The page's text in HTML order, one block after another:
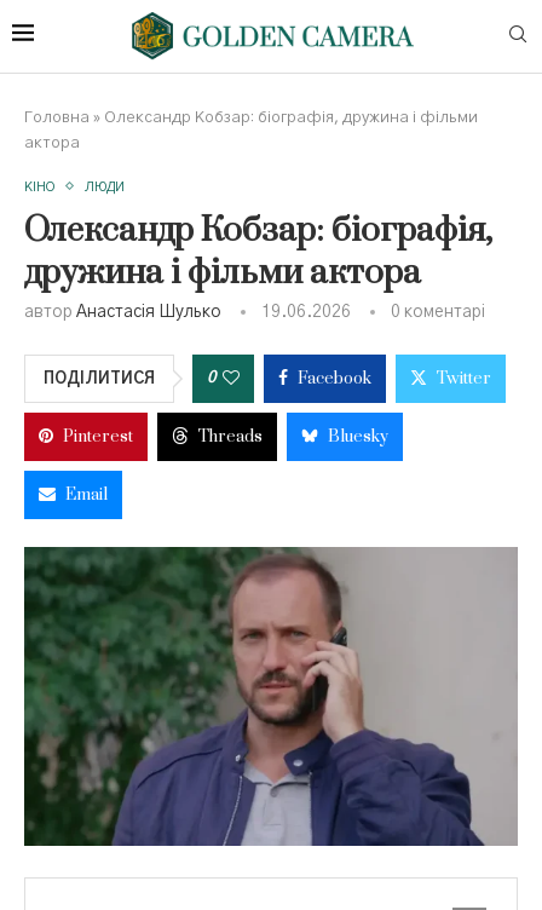
Головна » Олександр Кобзар: біографія, дружина і фільми
актора
КІНО ЛЮДИ
Олександр Кобзар: біографія,
дружина і фільми актора
автор Анастасія Шулько 19.06.2026 0 коментарі
ПОДІЛИТИСЯ 0 Facebook Twitter
Pinterest Threads Bluesky
Email